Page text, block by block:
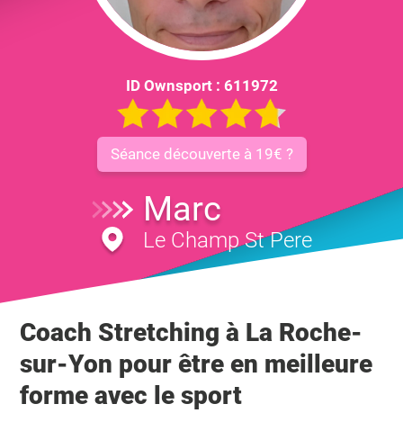
ID Ownsport : 611972
Séance découverte à 19€ ?
Marc
Le Champ St Pere
Coach Stretching à La Roche-
sur-Yon pour être en meilleure
forme avec le sport